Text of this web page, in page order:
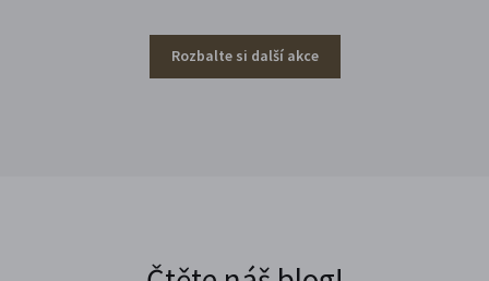
Rozbalte si další akce